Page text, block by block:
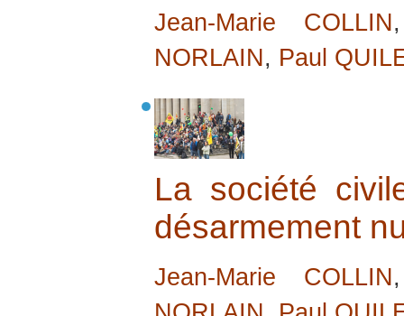
Jean-Marie COLLIN
NORLAIN, Paul
La société
désarmement
Jean-Marie COLLIN